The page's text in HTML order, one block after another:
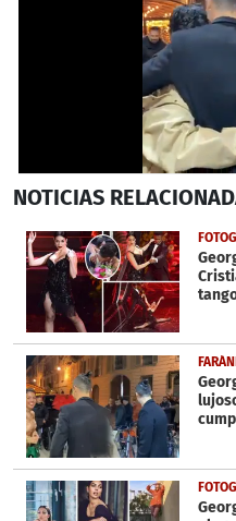
seconds
42
seconds
NOTICIAS